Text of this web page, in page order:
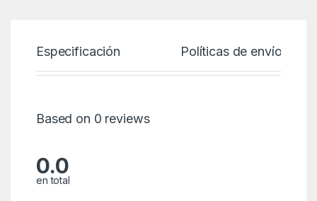
Especificación Políticas de envío
Based on 0 reviews
0.0
en total